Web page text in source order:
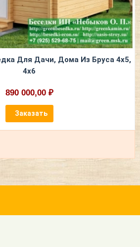
Для Дачи, Дома Из Бруса 4х5,
4х6
890 000,00 ₽
Заказать